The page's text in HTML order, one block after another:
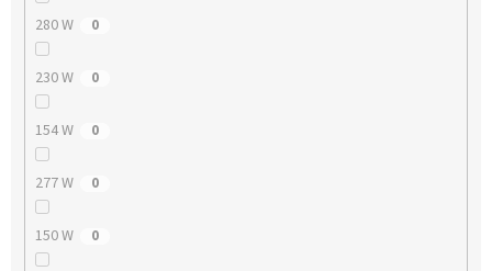
280 W 0
230 W 0
154 W 0
277 W 0
150 W 0